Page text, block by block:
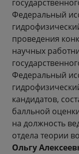
Федеральный
проведения
научных
Федеральный
кандидатов,
балльной
на должность
отдела теории
Ольгу